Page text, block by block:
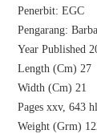
Penerbit: EGC
Pengarang:
Year Published
Length (Cm) 27
Width (Cm) 21
Pages xxv, 643
Weight (Grm)